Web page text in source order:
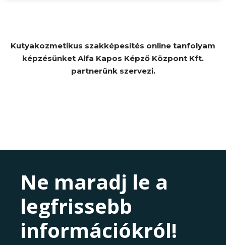
Kutyakozmetikus szakképesítés online tanfolyam
képzésünket Alfa Kapos Képző Központ Kft.
partnerünk szervezi.
Ne maradj le a
legfrissebb
információkról!